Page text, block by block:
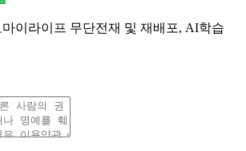
이라이프 무단전재 및 재배포, AI학습